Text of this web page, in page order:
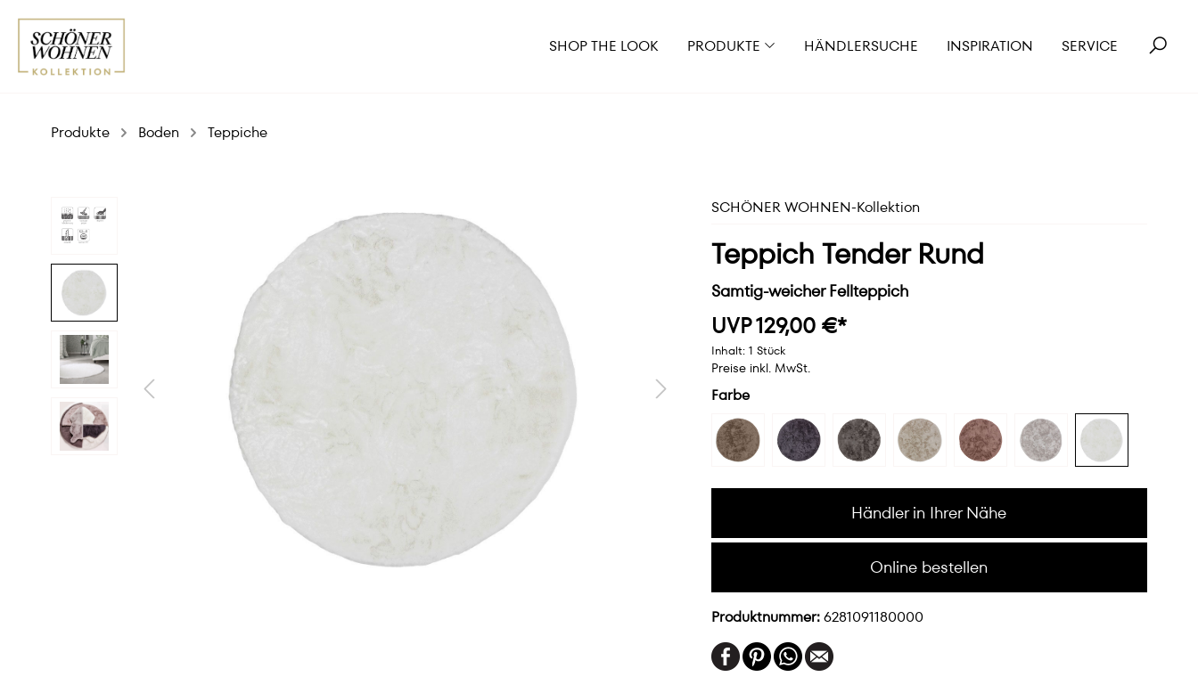
SHOP THE LOOK PRODUKTE HÄNDLERSUCHE INSPIRATION SERVICE
Produkte Boden Teppiche
SCHÖNER WOHNEN-Kollektion
Teppich Tender Rund
Samtig-weicher Fellteppich
UVP 129,00 €*
Inhalt: 1 Stück
Preise inkl. MwSt.
Farbe
Händler in Ihrer Nähe
Online bestellen
Produktnummer:6281091180000